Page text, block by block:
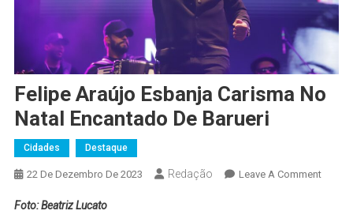
Felipe Araújo Esbanja Carisma No
Natal Encantado De Barueri
Cidades Destaque
22 De Dezembro De 2023 Redação Leave A CommentOn
Foto: Beatriz Lucato